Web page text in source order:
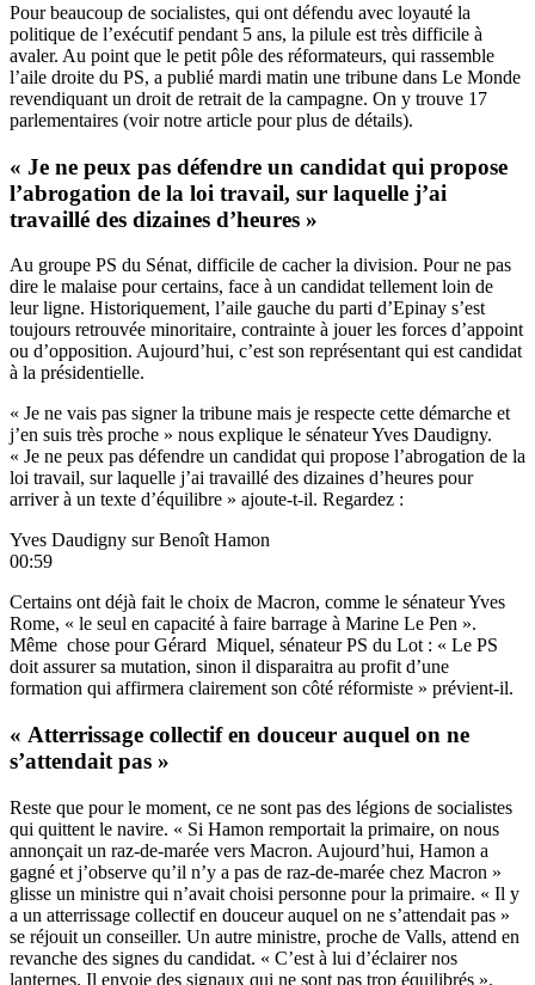
Pour beaucoup de socialistes, qui ont défendu avec loyauté la
politique de l’exécutif pendant 5 ans, la pilule est très difficile à
avaler. Au point que le petit pôle des réformateurs, qui rassemble
l’aile droite du PS, a publié mardi matin une tribune dans Le Monde
revendiquant un droit de retrait de la campagne. On y trouve 17
parlementaires (voir notre article pour plus de détails).
« Je ne peux pas défendre un candidat qui propose
l’abrogation de la loi travail, sur laquelle j’ai
travaillé des dizaines d’heures »
Au groupe PS du Sénat, difficile de cacher la division. Pour ne pas
dire le malaise pour certains, face à un candidat tellement loin de
leur ligne. Historiquement, l’aile gauche du parti d’Epinay s’est
toujours retrouvée minoritaire, contrainte à jouer les forces d’appoint
ou d’opposition. Aujourd’hui, c’est son représentant qui est candidat
à la présidentielle.
« Je ne vais pas signer la tribune mais je respecte cette démarche et
j’en suis très proche » nous explique le sénateur Yves Daudigny.
« Je ne peux pas défendre un candidat qui propose l’abrogation de la
loi travail, sur laquelle j’ai travaillé des dizaines d’heures pour
arriver à un texte d’équilibre » ajoute-t-il. Regardez :
Yves Daudigny sur Benoît Hamon
00:59
Certains ont déjà fait le choix de Macron, comme le sénateur Yves
Rome, « le seul en capacité à faire barrage à Marine Le Pen ».
Même chose pour Gérard Miquel, sénateur PS du Lot : « Le PS
doit assurer sa mutation, sinon il disparaitra au profit d’une
formation qui affirmera clairement son côté réformiste » prévient-il.
« Atterrissage collectif en douceur auquel on ne
s’attendait pas »
Reste que pour le moment, ce ne sont pas des légions de socialistes
qui quittent le navire. « Si Hamon remportait la primaire, on nous
annonçait un raz-de-marée vers Macron. Aujourd’hui, Hamon a
gagné et j’observe qu’il n’y a pas de raz-de-marée chez Macron »
glisse un ministre qui n’avait choisi personne pour la primaire. « Il y
a un atterrissage collectif en douceur auquel on ne s’attendait pas »
se réjouit un conseiller. Un autre ministre, proche de Valls, attend en
revanche des signes du candidat. « C’est à lui d’éclairer nos
lanternes. Il envoie des signaux qui ne sont pas trop équilibrés ».